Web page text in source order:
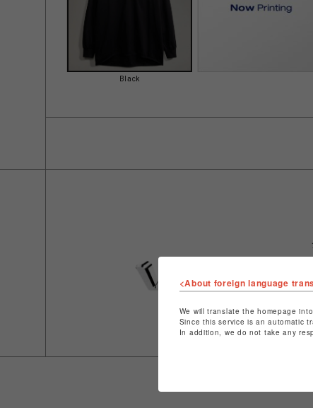
Black
<About foreign language
We will translate the homepage
Since this service is an automatic
In addition, we do not take any